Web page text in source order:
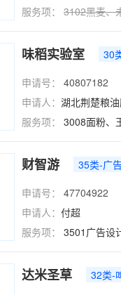
服务项： 3102黑麦、
味稻实验室 30
申请号： 40807182
申请人： 湖北荆楚粮
服务项： 3008面粉、
财智游 35类-广
申请号： 47704922
申请人： 付超
服务项： 3501广告设
达米圣草 32类-